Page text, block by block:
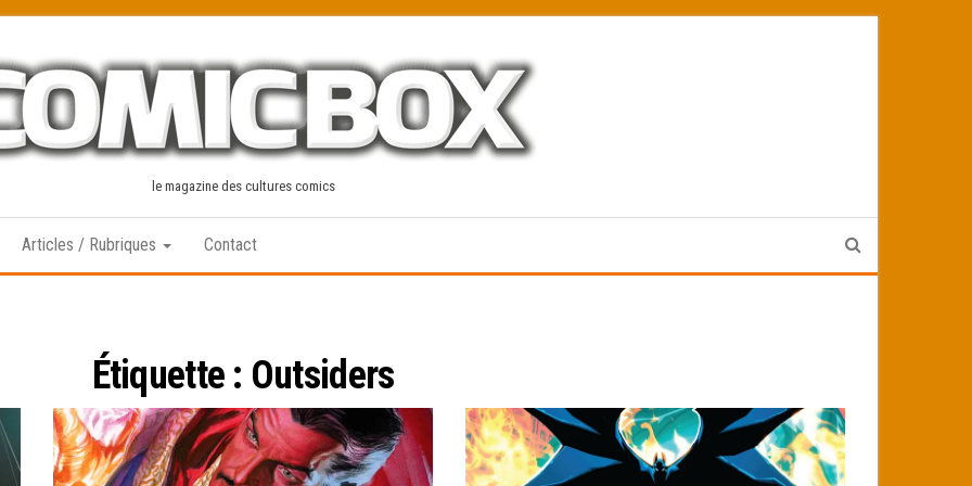
le magazine des cultures comics
Articles / Rubriques Contact
Étiquette : Outsiders